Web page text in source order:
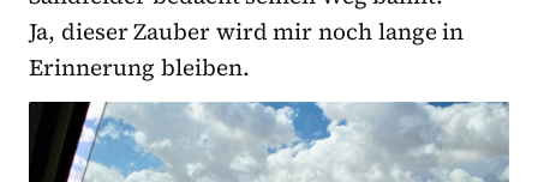
Ja, dieser Zauber wird mir noch lange in
Erinnerung bleiben.